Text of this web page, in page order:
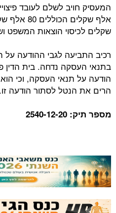
שקלים לכיסוי הוצאות המשפט
רכיב התביעה לגבי ההודעה על
בתנאי העסקה נדחה. בית הדין
הודעה על תנאי העסקה, וכי
הרים את הנטל לסתור הודעה זו.
מספר תיק: 2540-12-20